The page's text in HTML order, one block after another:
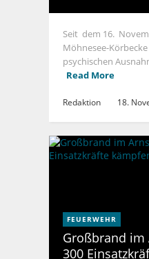
Seit dem 16.
Möhnesee-
psychischen
Read More
Redaktion 18.
FEUERWEHR
Großbrand im
300